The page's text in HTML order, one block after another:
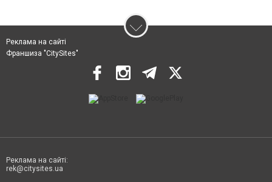
Реклама на сайті
Франшиза "CitySites"
Реклама на сайті:
rek@citysites.ua